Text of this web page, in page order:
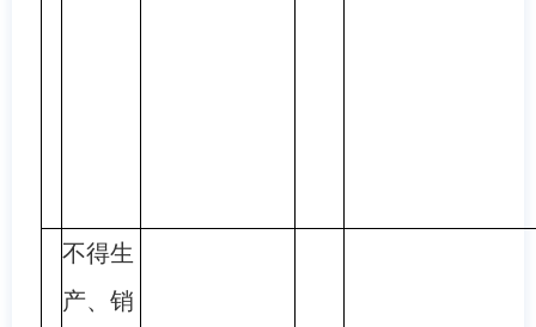
不得生
产、销